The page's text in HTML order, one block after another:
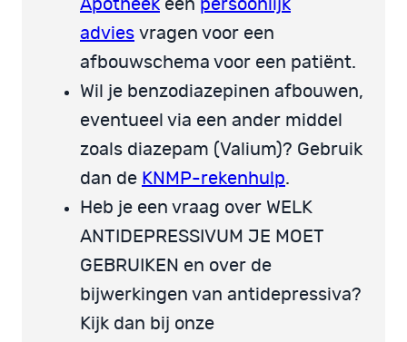
Apotheek een persoonlijk
advies vragen voor een
afbouwschema voor een patiënt.
Wil je benzodiazepinen afbouwen,
eventueel via een ander middel
zoals diazepam (Valium)? Gebruik
dan de KNMP-rekenhulp.
Heb je een vraag over WELK
ANTIDEPRESSIVUM JE MOET
GEBRUIKEN en over de
bijwerkingen van antidepressiva?
Kijk dan bij onze